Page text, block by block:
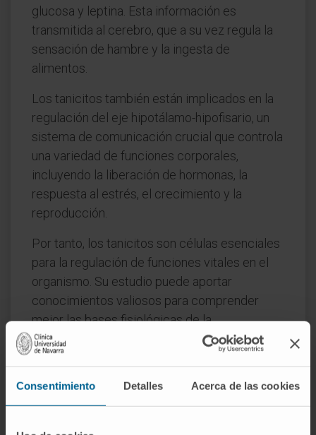
Consentimiento Detalles Acerca de las cookies
glucosa y leptina. Esta información es
transmitida al cerebro, que a su vez regula la
sensación de hambre y la ingesta de
alimentos.
Los tanicitos también están implicados en la
regulación del eje hipotálamo-hipofisario, un
sistema de comunicación crucial que controla
una variedad de funciones corporales,
incluyendo la liberación de hormonas, la
respuesta al estrés, el crecimiento y la
reproducción.
Por tanto, los tanicitos son células esenciales
para la regulación de funciones vitales en el
organismo. Su estudio puede aportar
conocimientos valiosos para comprender
mejor las bases fisiológicas de la
homeostasis corporal y puede contribuir a
desarrollar nuevas estrategias terapéuticas